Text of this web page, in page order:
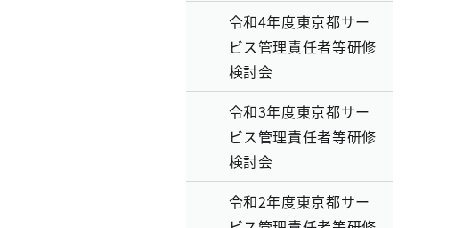
令和4年度東京都サー
ビス管理責任者等研修
検討会
令和3年度東京都サー
ビス管理責任者等研修
検討会
令和2年度東京都サー